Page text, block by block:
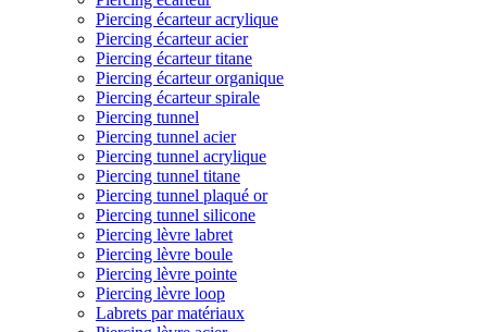
Piercing écarteur acrylique
Piercing écarteur acier
Piercing écarteur titane
Piercing écarteur organique
Piercing écarteur spirale
Piercing tunnel
Piercing tunnel acier
Piercing tunnel acrylique
Piercing tunnel titane
Piercing tunnel plaqué or
Piercing tunnel silicone
Piercing lèvre labret
Piercing lèvre boule
Piercing lèvre pointe
Piercing lèvre loop
Labrets par matériaux